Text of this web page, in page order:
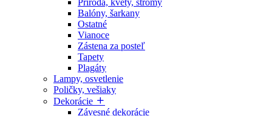
Príroda, kvety, stromy
Balóny, šarkany
Ostatné
Vianoce
Zástena za posteľ
Tapety
Plagáty
Lampy, osvetlenie
Poličky, vešiaky
Dekorácie
Závesné dekorácie